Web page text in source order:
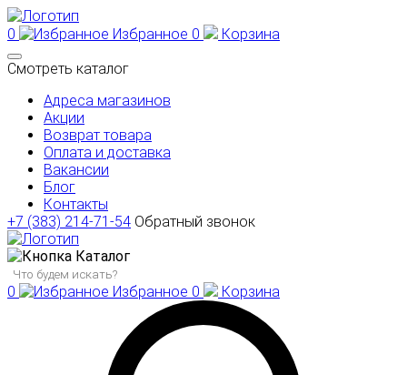
0 Избранное 0
Корзина
Смотреть каталог
Адреса магазинов
Акции
Возврат товара
Оплата и доставка
Вакансии
Блог
Контакты
+7 (383) 214-71-54 Обратный звонок
Каталог
0 Избранное 0 Корзина